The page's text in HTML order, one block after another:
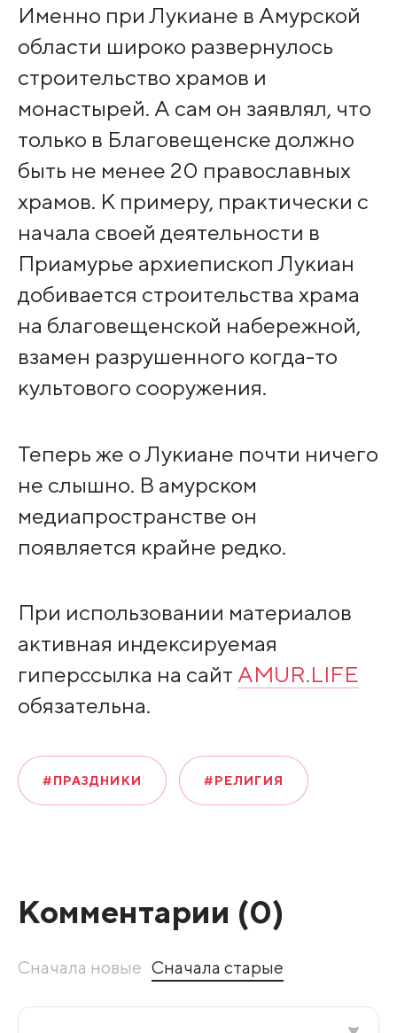
Именно при Лукиане в Амурской
области широко развернулось
строительство храмов и
монастырей. А сам он заявлял, что
только в Благовещенске должно
быть не менее 20 православных
храмов. К примеру, практически с
начала своей деятельности в
Приамурье архиепископ Лукиан
добивается строительства храма
на благовещенской набережной,
взамен разрушенного когда-то
культового сооружения.
Теперь же о Лукиане почти ничего
не слышно. В амурском
медиапространстве он
появляется крайне редко.
При использовании материалов
активная индексируемая
гиперссылка на сайт AMUR.LIFE
обязательна.
#ПРАЗДНИКИ #РЕЛИГИЯ
Комментарии (0)
Сначала старые